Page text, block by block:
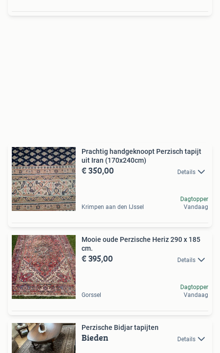
Prachtig handgeknoopt Perzisch tapijt
uit Iran (170x240cm)
€ 350,00 Details
Krimpen aan den IJssel
Dagtopper
Vandaag
Mooie oude Perzische Heriz 290 x 185
cm.
€ 395,00 Details
Gorssel
Dagtopper
Vandaag
Perzische Bidjar tapijten
Bieden Details